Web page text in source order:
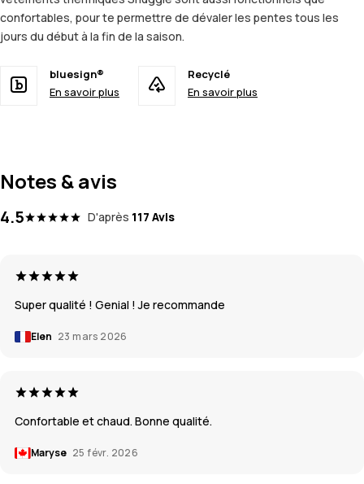
confortables, pour te permettre de dévaler les pentes tous les
jours du début à la fin de la saison.
bluesign®
En savoir plus
Recyclé
En savoir plus
Notes & avis
4.5 D'après 117 Avis
Super qualité ! Genial ! Je recommande
Elen 23 mars 2026
Confortable et chaud. Bonne qualité.
Maryse 25 févr. 2026